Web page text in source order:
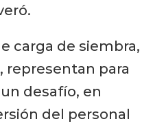
carga de siembra,
representan para
desafío, en
del personal